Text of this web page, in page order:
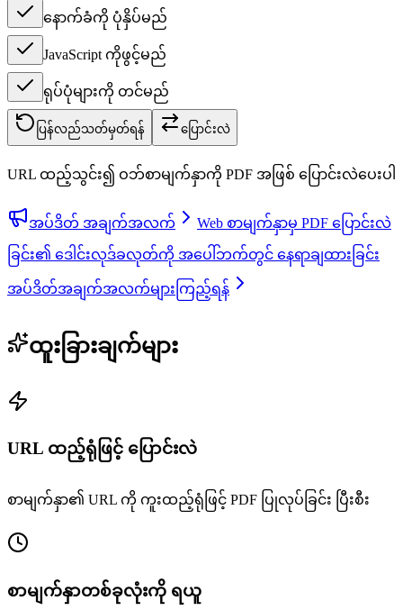
နောက်ခံကို ပုံနှိပ်မည်
JavaScript ကိုဖွင့်မည်
ရုပ်ပုံများကို တင်မည်
ပြန်လည်သတ်မှတ်ရန် ပြောင်းလဲ
URL ထည့်သွင်း၍ ဝဘ်စာမျက်နှာကို PDF အဖြစ် ပြောင်းလဲပေးပါ
အပ်ဒိတ် အချက်အလက် Web စာမျက်နှာမှ PDF ပြောင်းလဲ
ခြင်း၏ ဒေါင်းလုဒ်ခလုတ်ကို အပေါ်ဘက်တွင် နေရာချထားခြင်း
အပ်ဒိတ်အချက်အလက်များကြည့်ရန်
ထူးခြားချက်များ
URL ထည့်ရုံဖြင့် ပြောင်းလဲ
စာမျက်နှာ၏ URL ကို ကူးထည့်ရုံဖြင့် PDF ပြုလုပ်ခြင်း ပြီးစီး
စာမျက်နှာတစ်ခုလုံးကို ရယူ